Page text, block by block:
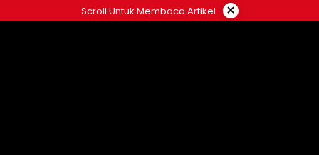
to
Scroll Untuk Membaca Artikel ×